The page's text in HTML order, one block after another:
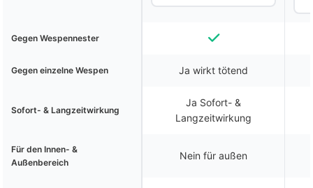
Gegen Wespennester
Gegen einzelne Wespen Ja wirkt tötend
Sofort- & Langzeitwirkung
Ja Sofort- &
Langzeitwirkung
Für den Innen- &
Außenbereich
Nein für außen